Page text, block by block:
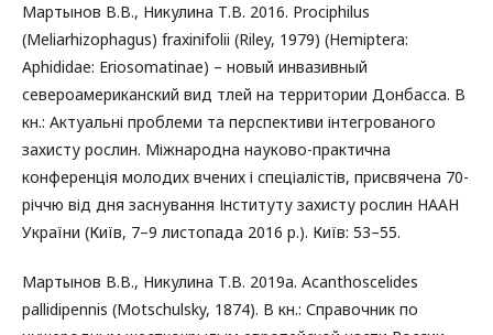
Мартынов В.В., Никулина Т.В. 2016. Prociphilus
(Meliarhizophagus) fraxinifolii (Riley, 1979) (Hemiptera:
Aphididae: Eriosomatinae) – новый инвазивный
североамериканский вид тлей на территории Донбасса. В
кн.: Актуальні проблеми та перспективи інтегрованого
захисту рослин. Міжнародна науково-практична
конференція молодих вчених і спеціалістів, присвячена 70-
річчю від дня заснування Інституту захисту рослин НААН
України (Київ, 7–9 листопада 2016 р.). Київ: 53–55.
Мартынов В.В., Никулина Т.В. 2019а. Acanthoscelides
pallidipennis (Motschulsky, 1874). В кн.: Справочник по